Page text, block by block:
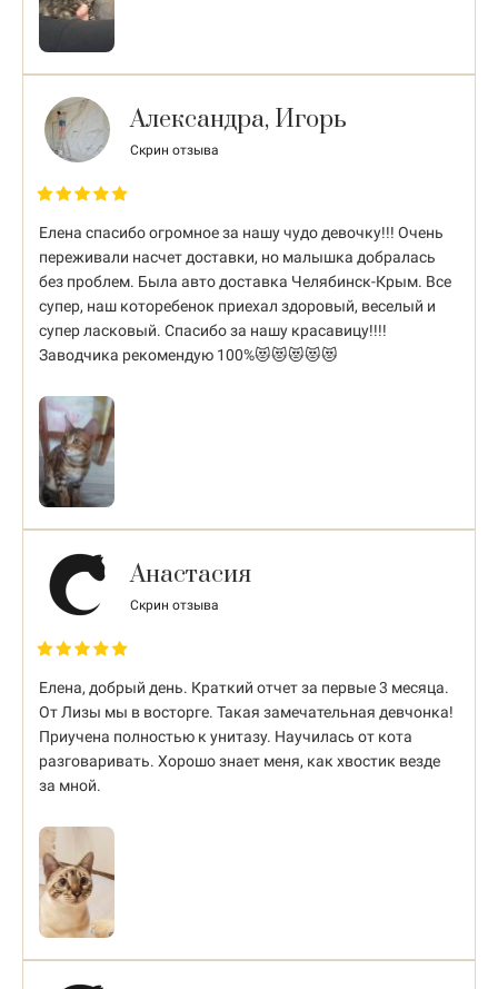
Aлександра, Игорь
Скрин отзыва
Елена спасибо огромное за нашу чудо девочку!!! Очень
переживали насчет доставки, но малышка добралась
без проблем. Была авто доставка Челябинск-Крым. Все
супер, наш которебенок приехал здоровый, веселый и
супер ласковый. Спасибо за нашу красавицу!!!!
Заводчика рекомендую 100%😻😻😻😻😻
Анастасия
Скрин отзыва
Елена, добрый день. Краткий отчет за первые 3 месяца.
От Лизы мы в восторге. Такая замечательная девчонка!
Приучена полностью к унитазу. Научилась от кота
разговаривать. Хорошо знает меня, как хвостик везде
за мной.